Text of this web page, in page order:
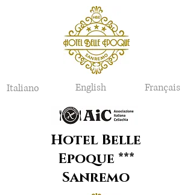
Italiano English Français
Hotel Belle
Epoque ***
Sanremo